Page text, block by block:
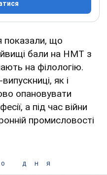
показали, що
бали на НМТ з
на філологію.
як і
опановувати
а під час війни
промисловості
дня